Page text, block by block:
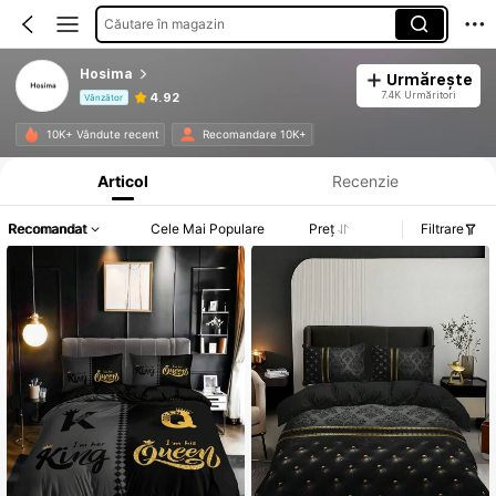
Căutare în magazin
Hosima
Vânzător 4.92
Urmărește
7.4K Urmăritori
10K+ Vândute recent Recomandare 10K+
Informații despre produs: Divulgarea prețului, detalii privind vânzările și stocul.
Articol Recenzie
Recomandat Cele Mai Populare Preț Filtrare